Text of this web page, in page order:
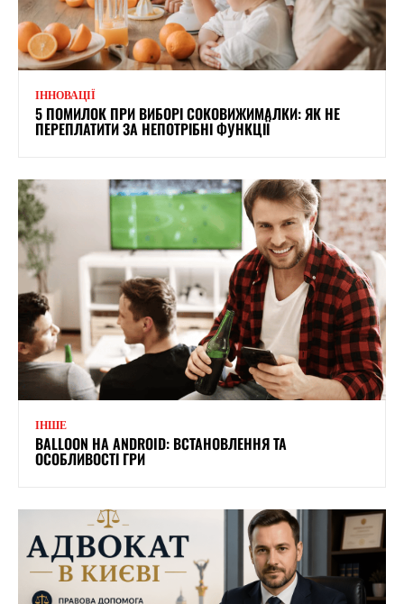
ІННОВАЦІЇ
5 ПОМИЛОК ПРИ ВИБОРІ СОКОВИЖИМАЛКИ: ЯК НЕ
ПЕРЕПЛАТИТИ ЗА НЕПОТРІБНІ ФУНКЦІЇ
ІНШЕ
BALLOON НА ANDROID: ВСТАНОВЛЕННЯ ТА
ОСОБЛИВОСТІ ГРИ